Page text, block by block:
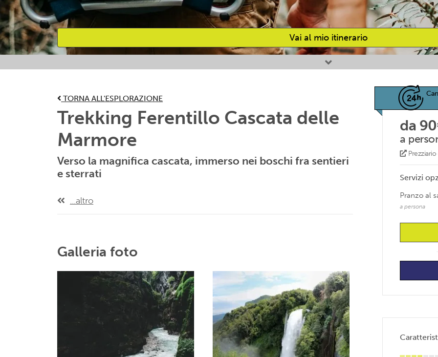
Vai al mio itinerario
Attività preferite
TORNA ALL'ESPLORAZIONE
Trekking Ferentillo Cascata delle
Marmore
Verso la magnifica cascata, immerso nei boschi fra sentieri
e sterrati
...altro
Galleria foto
da
a
Servizi
Pranzo al
a persona